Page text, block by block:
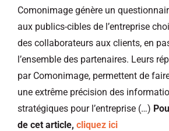
Comonimage génère un
aux publics-cibles de l’entreprise
des collaborateurs aux clients, en
l’ensemble des partenaires. Leurs
par Comonimage, permettent de
une extrême précision des
stratégiques pour l’entreprise (…)
de cet article, cliquez ici